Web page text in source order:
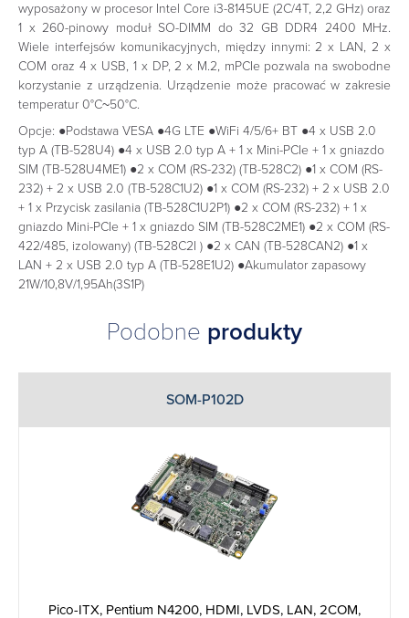
wyposażony w procesor Intel Core i3-8145UE (2C/4T, 2,2 GHz) oraz
1 x 260-pinowy moduł SO-DIMM do 32 GB DDR4 2400 MHz.
Wiele interfejsów komunikacyjnych, między innymi: 2 x LAN, 2 x
COM oraz 4 x USB, 1 x DP, 2 x M.2, mPCIe pozwala na swobodne
korzystanie z urządzenia. Urządzenie może pracować w zakresie
temperatur 0°C~50°C.
Opcje: ●Podstawa VESA ●4G LTE ●WiFi 4/5/6+ BT ●4 x USB 2.0
typ A (TB-528U4) ●4 x USB 2.0 typ A + 1 x Mini-PCIe + 1 x gniazdo
SIM (TB-528U4ME1) ●2 x COM (RS-232) (TB-528C2) ●1 x COM (RS-
232) + 2 x USB 2.0 (TB-528C1U2) ●1 x COM (RS-232) + 2 x USB 2.0
+ 1 x Przycisk zasilania (TB-528C1U2P1) ●2 x COM (RS-232) + 1 x
gniazdo Mini-PCIe + 1 x gniazdo SIM (TB-528C2ME1) ●2 x COM (RS-
422/485, izolowany) (TB-528C2I ) ●2 x CAN (TB-528CAN2) ●1 x
LAN + 2 x USB 2.0 typ A (TB-528E1U2) ●Akumulator zapasowy
21W/10,8V/1,95Ah(3S1P)
Podobne produkty
SOM-P102D
Pico-ITX, Pentium N4200, HDMI, LVDS, LAN, 2COM,